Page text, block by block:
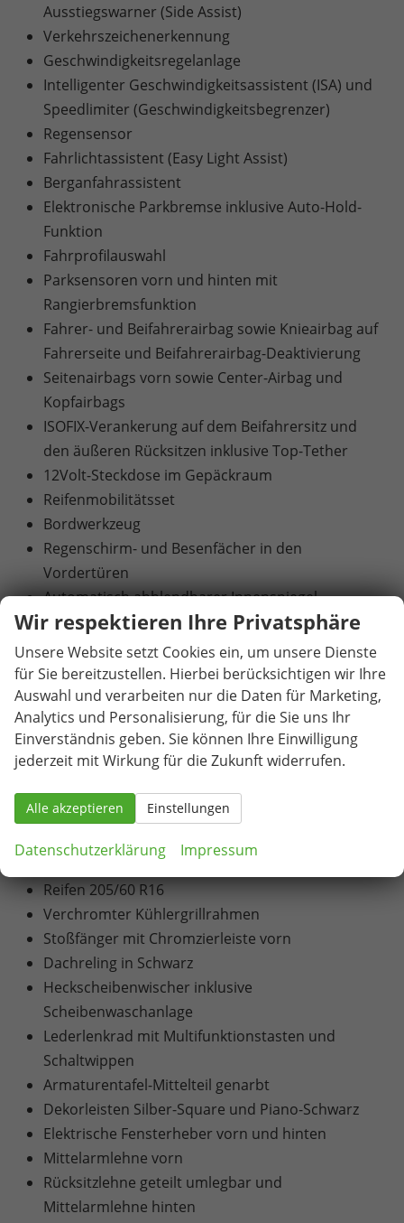
Ausstiegswarner (Side Assist)
Verkehrszeichenerkennung
Geschwindigkeitsregelanlage
Intelligenter Geschwindigkeitsassistent (ISA) und
Speedlimiter (Geschwindigkeitsbegrenzer)
Regensensor
Fahrlichtassistent (Easy Light Assist)
Berganfahrassistent
Elektronische Parkbremse inklusive Auto-Hold-
Funktion
Fahrprofilauswahl
Parksensoren vorn und hinten mit
Rangierbremsfunktion
Fahrer- und Beifahrerairbag sowie Knieairbag auf
Fahrerseite und Beifahrerairbag-Deaktivierung
Seitenairbags vorn sowie Center-Airbag und
Kopfairbags
ISOFIX-Verankerung auf dem Beifahrersitz und
den äußeren Rücksitzen inklusive Top-Tether
12Volt-Steckdose im Gepäckraum
Reifenmobilitätsset
Bordwerkzeug
Regenschirm- und Besenfächer in den
Vordertüren
Automatisch abblendbarer Innenspiegel
Elektrisch einstell-, beheiz- und anklappbare
Außenspiegel mit automatischer Abblendung
(Fahrerseite)
Zentralverriegelung inklusive im Schlüssel
integrierter Funkfernbedienung und Easy Start
Klimaanlage Climatronic (2-Zonen) mit
Allergenfilter und Geruchsfilter
Beheizbare Vordersitze
Waschwasserstandskontrolle
LED-Hauptscheinwerfer
16" Leichtmetallfelgen Matar
Reifen 205/60 R16
Verchromter Kühlergrillrahmen
Stoßfänger mit Chromzierleiste vorn
Dachreling in Schwarz
Heckscheibenwischer inklusive
Scheibenwaschanlage
Lederlenkrad mit Multifunktionstasten und
Schaltwippen
Armaturentafel-Mittelteil genarbt
Dekorleisten Silber-Square und Piano-Schwarz
Elektrische Fensterheber vorn und hinten
Mittelarmlehne vorn
Rücksitzlehne geteilt umlegbar und
Mittelarmlehne hinten
Wir respektieren Ihre Privatsphäre
Unsere Website setzt Cookies ein, um unsere Dienste
für Sie bereitzustellen. Hierbei berücksichtigen wir Ihre
Auswahl und verarbeiten nur die Daten für Marketing,
Analytics und Personalisierung, für die Sie uns Ihr
Einverständnis geben. Sie können Ihre Einwilligung
jederzeit mit Wirkung für die Zukunft widerrufen.
Alle akzeptieren Einstellungen
Datenschutzerklärung Impressum